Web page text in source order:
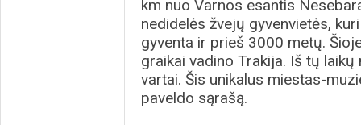
km nuo Varnos esantis
nedidelės žvejų gyvenvietės,
gyventa ir prieš 3000 metų.
graikai vadino Trakija. Iš tų
vartai. Šis unikalus miestas-
paveldo sąrašą.